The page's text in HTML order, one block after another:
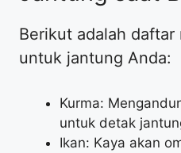
Berikut adalah daftar
untuk jantung Anda:
Kurma:
untuk detak
Ikan: Kaya akan